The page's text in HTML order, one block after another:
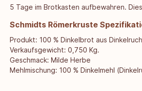
5 Tage im Brotkasten aufbewahren.
Schmidts Römerkruste
Produkt: 100 % Dinkelbrot aus
Verkaufsgewicht: 0,750 Kg.
Geschmack: Milde Herbe
Mehlmischung: 100 % Dinkelmehl